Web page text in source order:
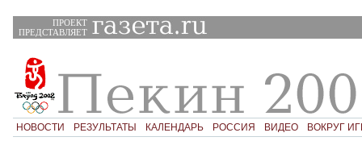
ПРОЕКТ
ПРЕДСТАВЛЯЕТ
НОВОСТИ РЕЗУЛЬТАТЫ КАЛЕНДАРЬ РОССИЯ ВИДЕО ВОКРУГ